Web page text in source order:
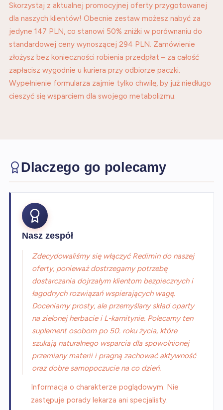
Skorzystaj z aktualnej promocyjnej oferty przygotowanej
dla naszych klientów! Obecnie zestaw możesz nabyć za
jedyne 147 PLN, co stanowi 50% zniżki w porównaniu do
standardowej ceny wynoszącej 294 PLN. Zamówienie
złożysz bez konieczności robienia przedpłat – za całość
zapłacisz wygodnie u kuriera przy odbiorze paczki.
Wypełnienie formularza zajmie tylko chwilę, by już niedługo
cieszyć się wsparciem dla swojego metabolizmu.
Dlaczego go polecamy
Nasz zespół
Zdecydowaliśmy się włączyć Redimin do naszej
oferty, ponieważ dostrzegamy potrzebę
dostarczania dojrzałym klientom bezpiecznych i
łagodnych rozwiązań wspierających wagę.
Doceniamy prosty, ale przemyślany skład oparty
na zielonej herbacie i L-karnitynie. Polecamy ten
suplement osobom po 50. roku życia, które
szukają naturalnego wsparcia dla spowolnionej
przemiany materii i pragną zachować aktywność
oraz dobre samopoczucie na co dzień.
Informacja o charakterze poglądowym. Nie
zastępuje porady lekarza ani specjalisty.